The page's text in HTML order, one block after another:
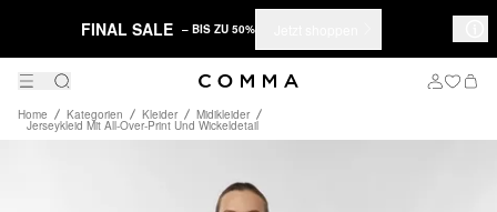
FINAL SALE – BIS ZU 50%
Home Kategorien Kleider Midikleider
Jerseykleid Mit All-Over-Print Und Wickeldetail